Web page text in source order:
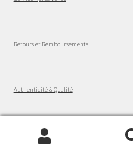
Retours et Remboursements
Authenticité & Qualité
A PROPOS
Recherche